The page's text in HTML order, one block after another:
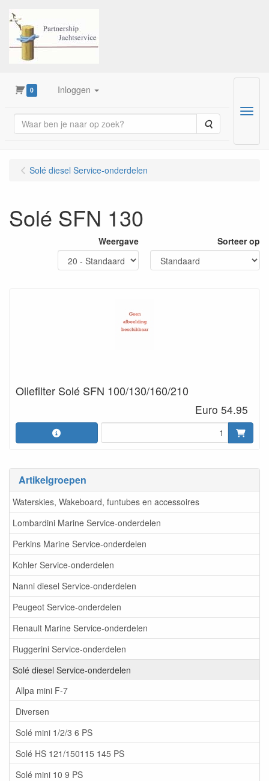
0 Inloggen
Zoeken
Menu
Artikelgroepen
Waterskies, Wakeboard, funtubes en accessoires
Lombardini Marine Service-onderdelen
Perkins Marine Service-onderdelen
Kohler Service-onderdelen
Nanni diesel Service-onderdelen
Peugeot Service-onderdelen
Renault Marine Service-onderdelen
Ruggerini Service-onderdelen
Solé diesel Service-onderdelen
Allpa mini F-7
Diversen
Solé mini 1/2/3 6 PS
Solé HS 121/150115 145 PS
Solé mini 10 9 PS
Solé diesel Service-onderdelen
Solé SFN 130
Weergave Sorteer op
Oliefilter Solé SFN 100/130/160/210
Euro 54.95